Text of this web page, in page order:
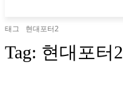
태그 현대포터2
Tag: 현대포터2